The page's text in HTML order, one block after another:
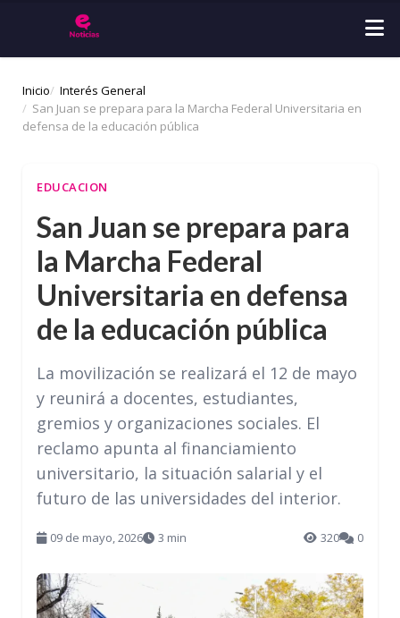
Inicio
Interés General
San Juan se prepara para la Marcha Federal Universitaria en
defensa de la educación pública
EDUCACION
San Juan se prepara para
la Marcha Federal
Universitaria en defensa
de la educación pública
La movilización se realizará el 12 de mayo
y reunirá a docentes, estudiantes,
gremios y organizaciones sociales. El
reclamo apunta al financiamiento
universitario, la situación salarial y el
futuro de las universidades del interior.
09 de mayo, 2026 3 min 320 0